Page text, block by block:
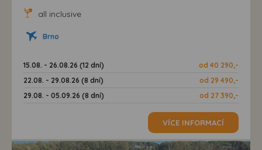
all inclusive
Brno
15.08. - 26.08.26 (12 dní)
od 40 290,-
22.08. - 29.08.26 (8 dní)
od 29 490,-
29.08. - 05.09.26 (8 dní)
od 27 390,-
VÍCE INFORMACÍ